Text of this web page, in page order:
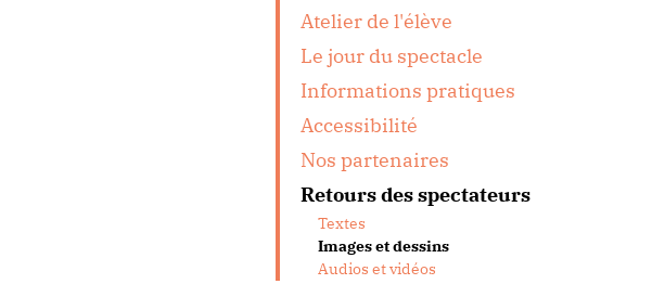
Atelier de l'élève
Le jour du spectacle
Informations pratiques
Accessibilité
Nos partenaires
Retours des spectateurs
Textes
Images et dessins
Audios et vidéos